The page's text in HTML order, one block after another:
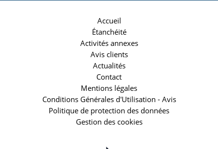
Accueil
Étanchéité
Activités annexes
Avis clients
Actualités
Contact
Mentions légales
Conditions Générales d'Utilisation - Avis
Politique de protection des données
Gestion des cookies